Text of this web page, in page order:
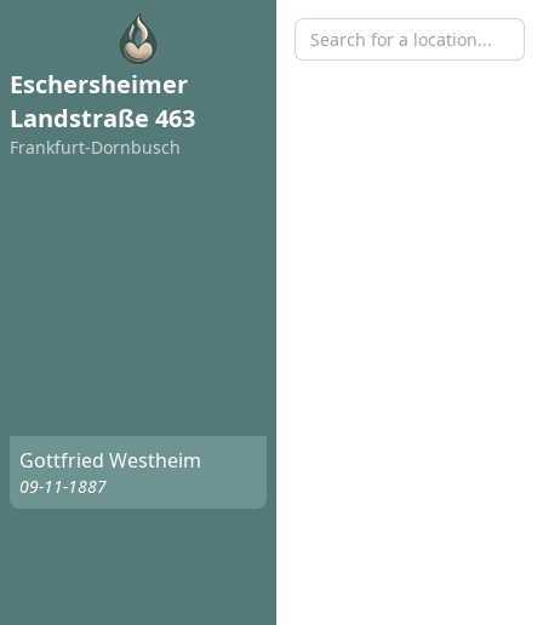
Eschersheimer
Landstraße 463
Frankfurt-Dornbusch
Gottfried Westheim
09-11-1887